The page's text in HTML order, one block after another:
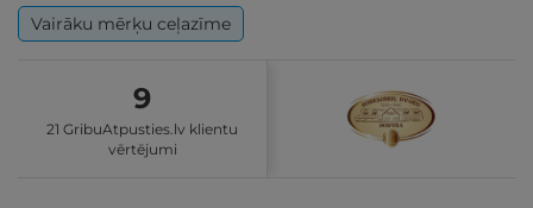
Vairāku mērķu ceļazīme
9
21 GribuAtpusties.lv klientu
vērtējumi